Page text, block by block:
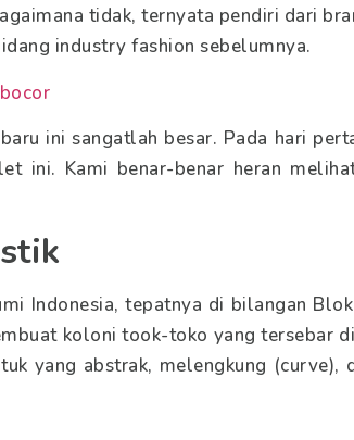
tidak, ternyata pendiri dari
industry fashion sebelumnya.
ini sangatlah besar. Pada hari
ini. Kami benar-benar heran
Indonesia, tepatnya di bilangan
koloni took-toko yang tersebar
yang abstrak, melengkung (curve),